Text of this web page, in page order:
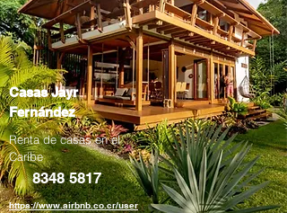
Casas Jayr
Fernández
Renta de casas en el
Caribe
8348 5817
https://www.airbnb.co.cr/user